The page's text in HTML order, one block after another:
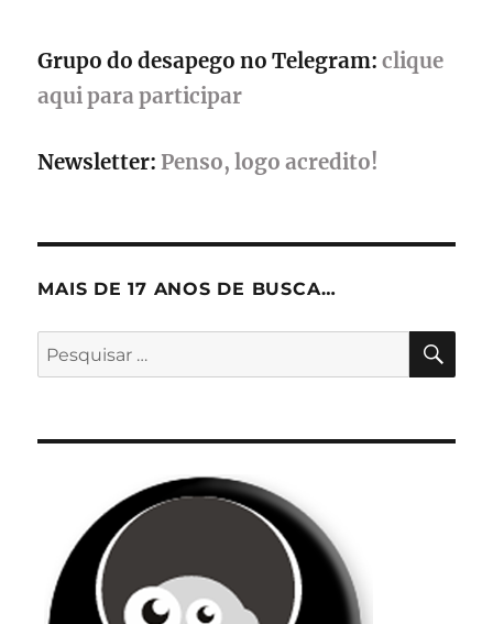
Grupo do desapego no Telegram: clique
aqui para participar
Newsletter: Penso, logo acredito!
MAIS DE 17 ANOS DE BUSCA…
Pesquisar
por: